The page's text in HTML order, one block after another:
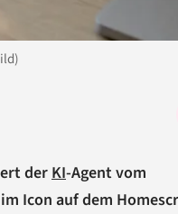
der KI-Agent vom
Icon auf dem